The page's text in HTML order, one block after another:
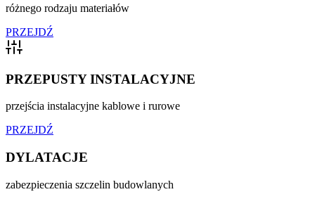
różnego rodzaju materiałów
PRZEJDŹ
PRZEPUSTY INSTALACYJNE
przejścia instalacyjne kablowe i rurowe
PRZEJDŹ
DYLATACJE
zabezpieczenia szczelin budowlanych